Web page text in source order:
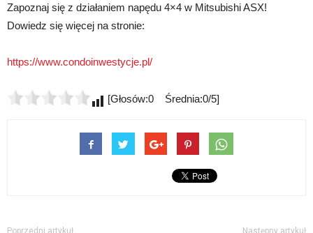
Zapoznaj się z działaniem napędu 4×4 w Mitsubishi ASX!
Dowiedz się więcej na stronie:
https://www.condoinwestycje.pl/
[Głosów:0 Średnia:0/5]
Poprzedni artykuł Następny artykuł